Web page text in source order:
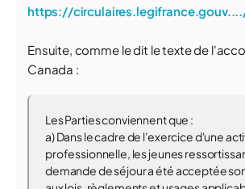
https://
Ensuite, comme le dit le texte de
Canada :
Les Parties conviennent que :
a) Dans le cadre de l'exercice d'une
professionnelle, les jeunes
demande de séjour a été acceptée